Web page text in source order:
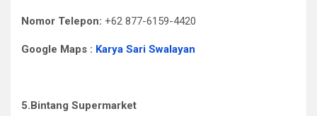
Nomor Telepon: +62 877-6159-4420
Google Maps : Karya Sari Swalayan
5.Bintang Supermarket